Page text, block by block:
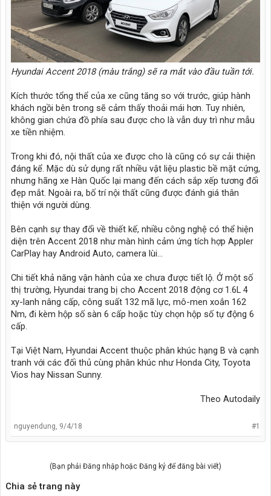
Hyundai Accent 2018 (màu trắng) sẽ ra mắt vào đầu tuần tới.
Kích thước tổng thể của xe cũng tăng so với trước, giúp hành
khách ngồi bên trong sẽ cảm thấy thoải mái hơn. Tuy nhiên,
không gian chứa đồ phía sau được cho là vẫn duy trì như mẫu
xe tiền nhiệm.
Trong khi đó, nội thất của xe được cho là cũng có sự cải thiện
đáng kể. Mặc dù sử dụng rất nhiều vật liệu plastic bề mặt cứng,
nhưng hãng xe Hàn Quốc lại mang đến cách sắp xếp tương đối
đẹp mắt. Ngoài ra, bố trí nội thất cũng được đánh giá thân
thiện với người dùng.
Bên cạnh sự thay đổi về thiết kế, nhiều công nghệ có thể hiện
diện trên Accent 2018 như màn hình cảm ứng tích hợp Appler
CarPlay hay Android Auto, camera lùi…
Chi tiết khả năng vận hành của xe chưa được tiết lộ. Ở một số
thị trường, Hyundai trang bị cho Accent 2018 động cơ 1.6L 4
xy-lanh nâng cấp, công suất 132 mã lực, mô-men xoắn 162
Nm, đi kèm hộp số sàn 6 cấp hoặc tùy chọn hộp số tự động 6
cấp.
Tại Việt Nam, Hyundai Accent thuộc phân khúc hạng B và cạnh
tranh với các đối thủ cùng phân khúc như Honda City, Toyota
Vios hay Nissan Sunny.
Theo Autodaily​
#1
nguyendung 9/4/18
(Bạn phải Đăng nhập hoặc Đăng ký để đăng bài viết)
Chia sẻ trang này